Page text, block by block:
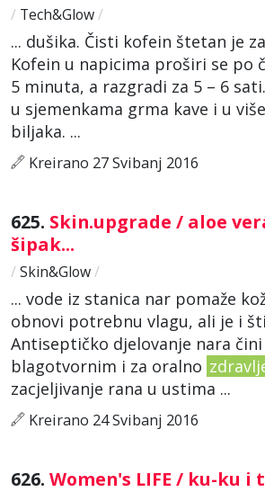
/ Tech&Glow/
... dušika. Čisti kofein štetan je za
Kofein u napicima proširi se po
5 minuta, a razgradi za 5 – 6
u sjemenkama grma kave i u
biljaka. ...
Kreirano 27 Svibanj 2016
625. Skin.upgrade / aloe
šipak...
/ Skin&Glow/
... vode iz stanica nar pomaže
obnovi potrebnu vlagu, ali je i
Antiseptičko djelovanje nara čini
blagotvornim i za oralno
zacjeljivanje rana u ustima ...
Kreirano 24 Svibanj 2016
626. Women's LIFE / ku-ku i